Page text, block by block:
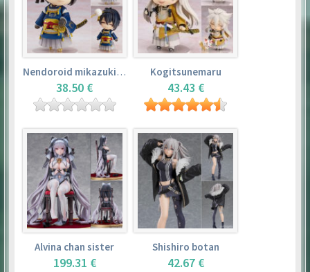
Nendoroid mikazuki munechika
38.50 €
Kogitsunemaru
43.43 €
Alvina chan sister
199.31 €
Shishiro botan
42.67 €